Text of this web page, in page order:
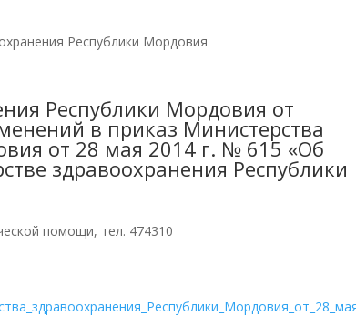
Республики Мордовия
Республики Мордовия от
в приказ Министерства
от 28 мая 2014 г. № 615 «Об
здравоохранения Республики
помощи, тел. 474310